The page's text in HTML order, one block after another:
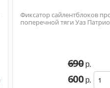
Фиксатор сайлентблоков
поперечной тяги Уаз
690 р.
600 р.